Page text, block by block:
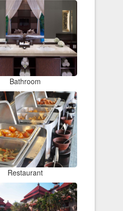
Bathroom
Restaurant